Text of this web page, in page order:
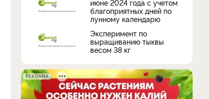
июне 2024 года с учетом
благоприятных дней по
лунному календарю
Эксперимент по
выращиванию тыквы
весом 38 кг
РЕКЛАМА